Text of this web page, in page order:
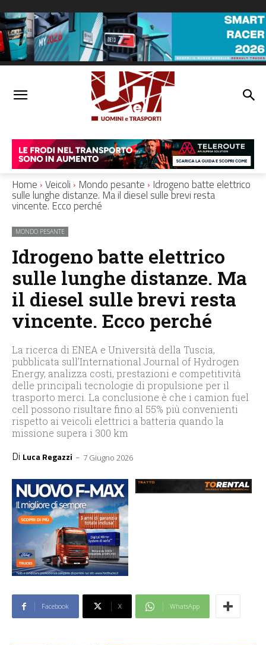
Home Veicoli Mondo pesante Idrogeno batte elettrico
sulle lunghe distanze. Ma il diesel sulle brevi resta
vincente. Ecco perché
MONDO PESANTE
Idrogeno batte elettrico
sulle lunghe distanze. Ma
il diesel sulle brevi resta
vincente. Ecco perché
La ricerca di ENEA e Università della Tuscia,
pubblicata sull’International Journal of Hydrogen
Energy, analizza costi, prestazioni e competitività
delle principali tecnologie di propulsione per il
trasporto merci. La conclusione è che i camion fuel
cell possono risultare fino al 55% più convenienti
rispetto ai veicoli elettrici a batteria quando la
missione supera i 300 km
Di Luca Regazzi - 7 Giugno 2026
Facebook X WhatsApp